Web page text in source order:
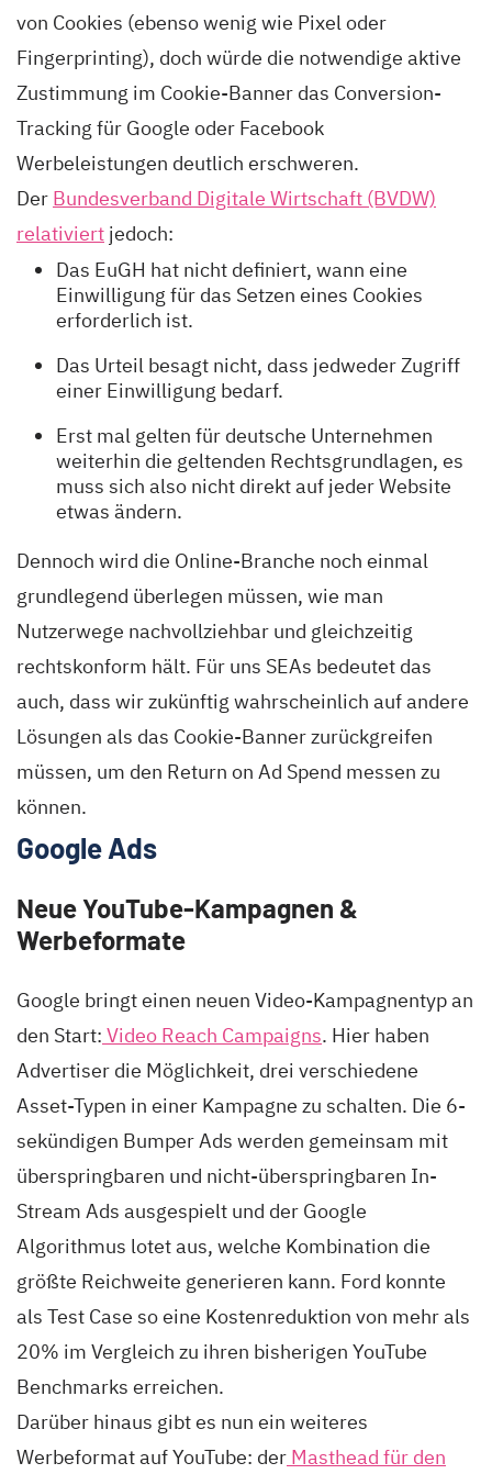
von Cookies (ebenso wenig wie Pixel oder
Fingerprinting), doch würde die notwendige aktive
Zustimmung im Cookie-Banner das Conversion-
Tracking für Google oder Facebook
Werbeleistungen deutlich erschweren.
Der Bundesverband Digitale Wirtschaft (BVDW)
relativiert jedoch:
Das EuGH hat nicht definiert, wann eine
Einwilligung für das Setzen eines Cookies
erforderlich ist.
Das Urteil besagt nicht, dass jedweder Zugriff
einer Einwilligung bedarf.
Erst mal gelten für deutsche Unternehmen
weiterhin die geltenden Rechtsgrundlagen, es
muss sich also nicht direkt auf jeder Website
etwas ändern.
Dennoch wird die Online-Branche noch einmal
grundlegend überlegen müssen, wie man
Nutzerwege nachvollziehbar und gleichzeitig
rechtskonform hält. Für uns SEAs bedeutet das
auch, dass wir zukünftig wahrscheinlich auf andere
Lösungen als das Cookie-Banner zurückgreifen
müssen, um den Return on Ad Spend messen zu
können.
Google Ads
Neue YouTube-Kampagnen &
Werbeformate
Google bringt einen neuen Video-Kampagnentyp an
den Start: Video Reach Campaigns. Hier haben
Advertiser die Möglichkeit, drei verschiedene
Asset-Typen in einer Kampagne zu schalten. Die 6-
sekündigen Bumper Ads werden gemeinsam mit
überspringbaren und nicht-überspringbaren In-
Stream Ads ausgespielt und der Google
Algorithmus lotet aus, welche Kombination die
größte Reichweite generieren kann. Ford konnte
als Test Case so eine Kostenreduktion von mehr als
20% im Vergleich zu ihren bisherigen YouTube
Benchmarks erreichen.
Darüber hinaus gibt es nun ein weiteres
Werbeformat auf YouTube: der Masthead für den